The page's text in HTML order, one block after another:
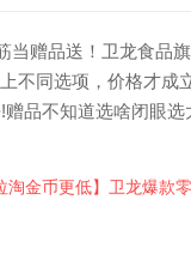
当赠品送！卫龙食品
不同选项，价格才
品不知道选啥闭眼